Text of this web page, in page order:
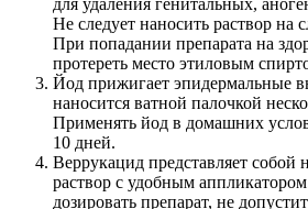
Не следует наносить раствор на
При попадании препарата на
протереть место этиловым
Йод прижигает эпидермальные
наносится ватной палочкой
Применять йод в домашних
10 дней.
Веррукацид представляет
раствор с удобным
дозировать препарат, не